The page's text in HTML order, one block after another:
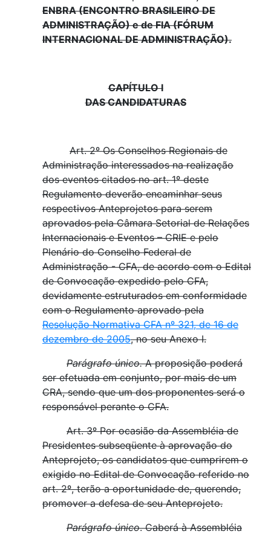
ENBRA (ENCONTRO BRASILEIRO DE
ADMINISTRAÇÃO) e de FIA (FÓRUM
INTERNACIONAL DE ADMINISTRAÇÃO).
CAPÍTULO I
DAS CANDIDATURAS
Art. 2º Os Conselhos Regionais de
Administração interessados na realização
dos eventos citados no art. 1º deste
Regulamento deverão encaminhar seus
respectivos Anteprojetos para serem
aprovados pela Câmara Setorial de Relações
Internacionais e Eventos – CRIE e pelo
Plenário do Conselho Federal de
Administração - CFA, de acordo com o Edital
de Convocação expedido pelo CFA,
devidamente estruturados em conformidade
com o Regulamento aprovado pela
Resolução Normativa CFA nº 321, de 16 de
dezembro de 2005, no seu Anexo I.
Parágrafo único.A proposição poderá
ser efetuada em conjunto, por mais de um
CRA, sendo que um dos proponentes será o
responsável perante o CFA.
Art. 3º Por ocasião da Assembléia de
Presidentes subseqüente à aprovação do
Anteprojeto, os candidatos que cumprirem o
exigido no Edital de Convocação referido no
art. 2º, terão a oportunidade de, querendo,
promover a defesa de seu Anteprojeto.
Parágrafo único. Caberá à Assembléia